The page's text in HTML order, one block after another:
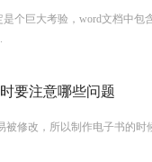
个巨大考验，word文档中包
要注意哪些问题
修改，所以制作电子书的